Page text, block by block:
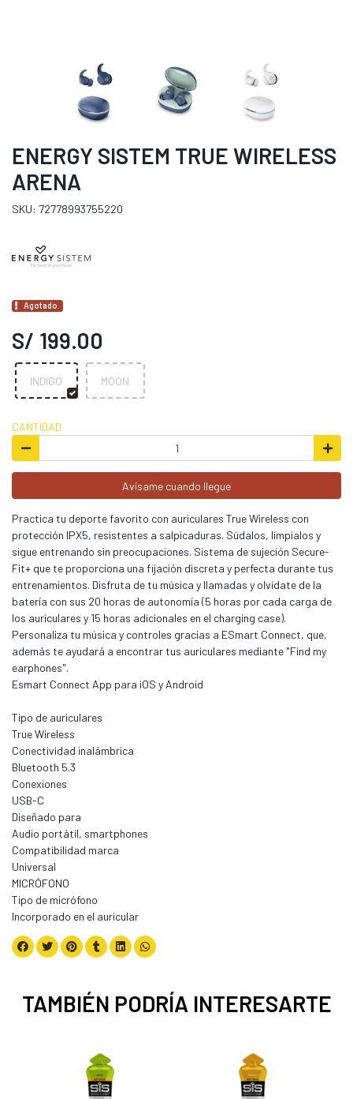
ENERGY SISTEM TRUE WIRELESS
ARENA
SKU: 72778993755220
Agotado.
S/ 199.00
INDIGO MOON
CANTIDAD
Avísame cuando llegue
Practica tu deporte favorito con auriculares True Wireless con
protección IPX5, resistentes a salpicaduras. Súdalos, límpialos y
sigue entrenando sin preocupaciones. Sistema de sujeción Secure-
Fit+ que te proporciona una fijación discreta y perfecta durante tus
entrenamientos. Disfruta de tu música y llamadas y olvídate de la
batería con sus 20 horas de autonomía (5 horas por cada carga de
los auriculares y 15 horas adicionales en el charging case).
Personaliza tu música y controles gracias a ESmart Connect, que,
además te ayudará a encontrar tus auriculares mediante "Find my
earphones".
Esmart Connect App para iOS y Android
Tipo de auriculares
True Wireless
Conectividad inalámbrica
Bluetooth 5.3
Conexiones
USB-C
Diseñado para
Audio portátil, smartphones
Compatibilidad marca
Universal
MICRÓFONO
Tipo de micrófono
Incorporado en el auricular
TAMBIÉN PODRÍA INTERESARTE